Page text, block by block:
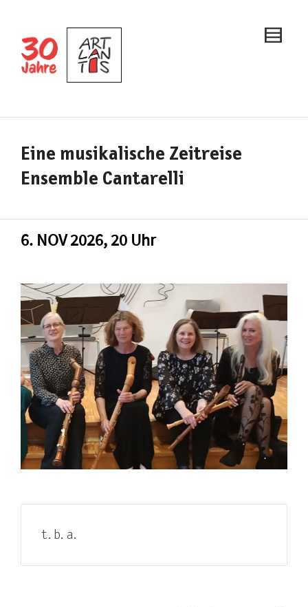
Eine musikalische Zeitreise
Ensemble Cantarelli
6. NOV 2026, 20 Uhr
t. b. a.